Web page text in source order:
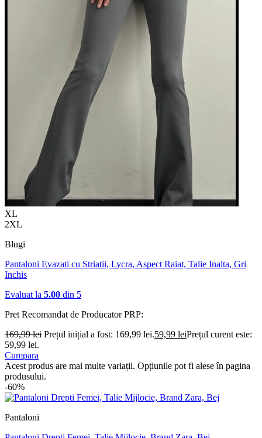
XL
2XL
Blugi
Pantaloni Evazati cu Striatii, Lycra, Aspect Raiat, Talie Inalta, Gri
Inchis
Evaluat la 5.00 din 5
Pret Recomandat de ProducatorPRP:
169,99lei Prețul inițial a fost: 169,99 lei.59,99 leiPrețul curent este:
59,99 lei.
Cumpara
Acest produs are mai multe variații. Opțiunile pot fi alese în pagina
produsului.
-60%
Pantaloni